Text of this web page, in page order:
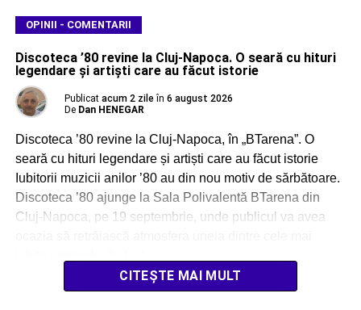
OPINII - COMENTARII
Discoteca ’80 revine la Cluj-Napoca. O seară cu hituri
legendare și artiști care au făcut istorie
Publicat acum 2 zile în 6 august 2026
De Dan HENEGAR
Discoteca ’80 revine la Cluj-Napoca, în „BTarena”. O
seară cu hituri legendare și artiști care au făcut istorie
Iubitorii muzicii anilor ’80 au din nou motiv de sărbătoare.
Discoteca ’80 ajunge la Sala Polivalentă BTarena din
Cluj-Napoca, pe 19 septembrie, unde publicul va avea
CITEȘTE MAI MULT